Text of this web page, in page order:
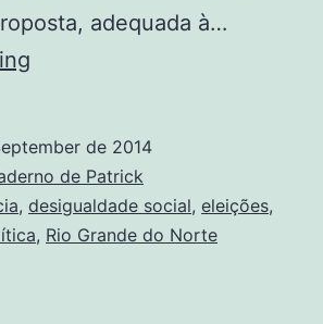
adequada à…
2014
–
RN
de 2014
de Patrick
, desigualdade social, eleições,
, Rio Grande do Norte